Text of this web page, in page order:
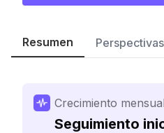
Resumen
Crecimiento mensual
Seguimiento